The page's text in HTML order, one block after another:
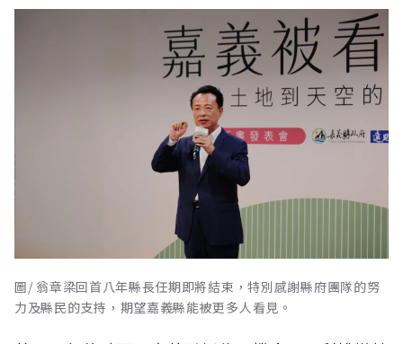
圖/ 翁章梁回首八年縣長任期即將結束，特別感謝縣府團隊的努
力及縣民的支持，期望嘉義縣能被更多人看見。